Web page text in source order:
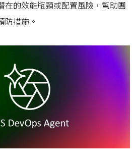
在的效能瓶頸或配置風險，幫助團
防措施。